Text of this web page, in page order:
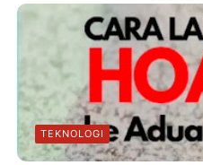
TEKNOLOGI